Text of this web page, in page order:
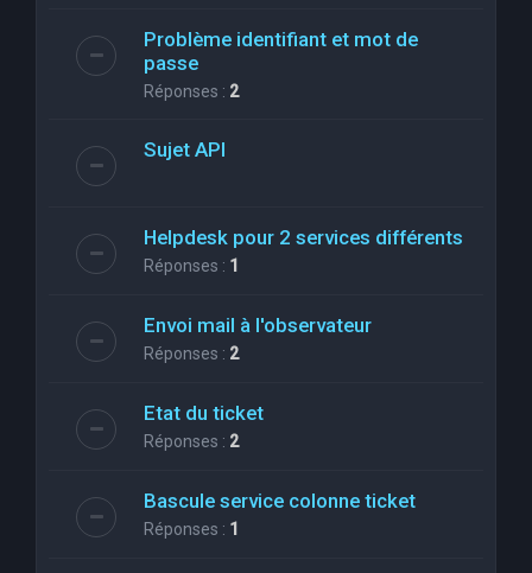
Problème identifiant et mot de
passe
Réponses : 2
Sujet API
Helpdesk pour 2 services différents
Réponses : 1
Envoi mail à l'observateur
Réponses : 2
Etat du ticket
Réponses : 2
Bascule service colonne ticket
Réponses : 1